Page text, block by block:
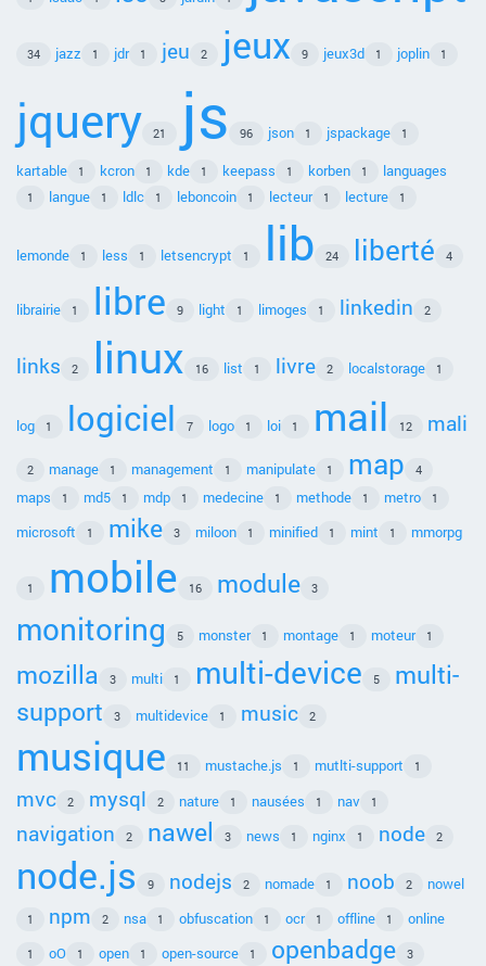
34 jazz 1 jdr 1 jeu 2 jeux 9 jeux3d 1 joplin 1
jquery 21 js 96 json 1 jspackage 1
kartable 1 kcron 1 kde 1 keepass 1 korben 1 languages
1 langue 1 ldlc 1 leboncoin 1 lecteur 1 lecture 1
lemonde 1 less 1 letsencrypt 1 lib 24 liberté 4
librairie 1 libre 9 light 1 limoges 1 linkedin 2
links 2 linux 16 list 1 livre 2 localstorage 1
log 1 logiciel 7 logo 1 loi 1 mail 12 mali
2 manage 1 management 1 manipulate 1 map 4
maps 1 md5 1 mdp 1 medecine 1 methode 1 metro 1
microsoft 1 mike 3 miloon 1 minified 1 mint 1 mmorpg
1 mobile 16 module 3
monitoring 5 monster 1 montage 1 moteur 1
mozilla 3 multi 1 multi-device 5
multi-
support
3 multidevice 1 music 2
musique 11 mustache.js 1 mutlti-support 1
mvc 2 mysql 2 nature 1 nausées 1 nav 1
navigation 2 nawel 3 news 1 nginx 1 node 2
node.js 9 nodejs 2 nomade 1 noob 2 nowel
1 npm 2 nsa 1 obfuscation 1 ocr 1 offline 1 online
1 oO 1 open 1 open-source 1 openbadge 3